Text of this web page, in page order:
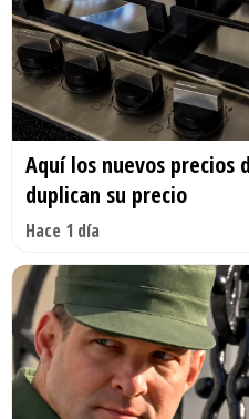
Aquí los nuevos precios
duplican su precio
Hace 1 día